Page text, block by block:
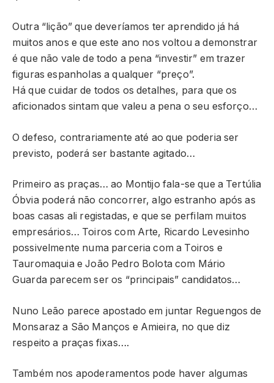
Outra “lição” que deveríamos ter aprendido já há
muitos anos e que este ano nos voltou a demonstrar
é que não vale de todo a pena “investir” em trazer
figuras espanholas a qualquer “preço”.
Há que cuidar de todos os detalhes, para que os
aficionados sintam que valeu a pena o seu esforço…
O defeso, contrariamente até ao que poderia ser
previsto, poderá ser bastante agitado…
Primeiro as praças… ao Montijo fala-se que a Tertúlia
Óbvia poderá não concorrer, algo estranho após as
boas casas ali registadas, e que se perfilam muitos
empresários… Toiros com Arte, Ricardo Levesinho
possivelmente numa parceria com a Toiros e
Tauromaquia e João Pedro Bolota com Mário
Guarda parecem ser os “principais” candidatos…
Nuno Leão parece apostado em juntar Reguengos de
Monsaraz a São Manços e Amieira, no que diz
respeito a praças fixas….
Também nos apoderamentos pode haver algumas